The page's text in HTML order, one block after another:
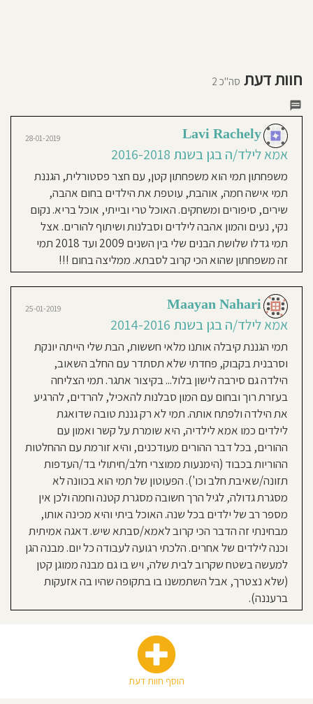
חוות דעת סה"כ 2
28-01-2019 Lavi Rachely
אמא לילד/ה בגן בשנת 2016-2018
משפחתון תמי הוא משפחתון קטן, עם חצר פסטורלית, הגננת
תמי אישה חמה, אוהבת, עוטפת את הילדים בחום אהבה,
שירים, סיפורים ומשחקים. האוכל טרי ובייתי, אוכל בריא. נקום
נקי, נעים והמון אהבה לילדים וסבלנות ושיתוף להורים. אצל
תמי גדלו שלושת הבנים שלי בין השנים 2009 ועד 2018 תמי
זה משפחתון שהוא הכי קרוב לסבתא. ממליצה בחום !!!
25-01-2019 Maayan Nahari
אמא לילד/ה בגן בשנת 2014-2016
תמי הגננת קיבלה אותנו מלאי חששות, הבת שלי הייתה יונקת
וסרבנית בקבוק, פחדתי שלא תסתדר עם החלב השאוב,
הילדה גם סירבה לישון בלול... בקיצור אתגר. תמי הצליחה
בעזרת רוך ובחום עם המון סבלנות להאכיל, להרדים, להרגיע
את הילדה ולפתח אותה. תמי לא רק גננת טובה שדואגת
לילדים כמו אמא לילדיה, היא שומרת על קשר ואמון עם
ההורים, בכל דבר ההורים מעודכנים, והיא זורמת עם ההחלטות
ההוריות בכבוד (הימנעות ממוצרי חלב/חיתולי בד/העדפות
תזונה/שאיבת חלב וכו'). הפעוטון של תמי הוא בכוונה לא
מסגרת גדולה, לגיל הרך חשובה מסגרת קטנה וחמה ולכן אין
מספר רב של ילדים בכל שנה. האוכל ביתי והיא מכינה אותו,
מבחינתי זה הדבר הכי קרוב לאמא/סבתא שיש. דאגה אמיתית
וכנה לילדים של אחרים. הלכתי רגועה לעבודה כל יום. מבנה הגן
למעשה בשטח שקרוב לבית שלה, ויש בו גם מבנה ממוגן קטן
(שלא נצטרך, אבל השתמשנו בו בתקופה שהיו בה אזעקות
ברעננה).
הוסף חוות דעת